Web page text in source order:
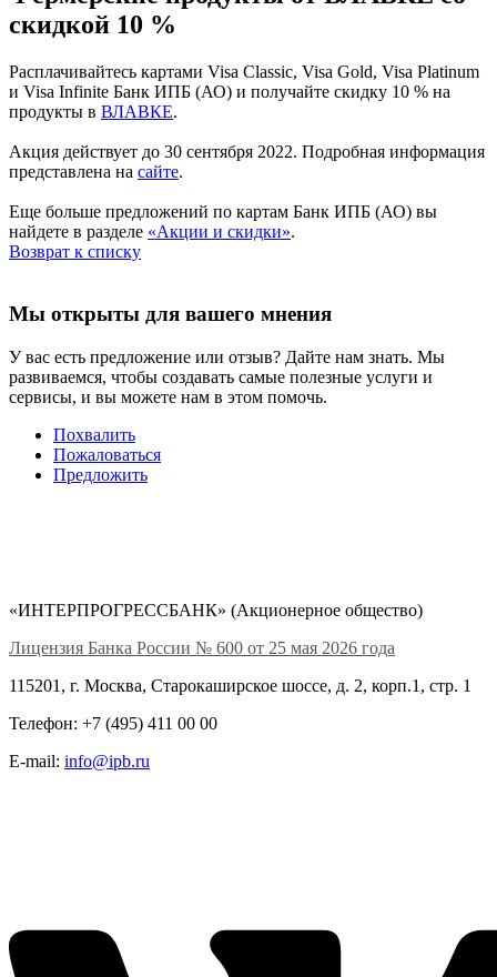
скидкой 10 %
Расплачивайтесь картами Visa Classic, Visa Gold, Visa Platinum
и Visa Infinite Банк ИПБ (АО) и получайте скидку 10 % на
продукты в ВЛАВКЕ.
Акция действует до 30 сентября 2022. Подробная информация
представлена на сайте.
Еще больше предложений по картам Банк ИПБ (АО) вы
найдете в разделе «Акции и скидки».
Возврат к списку
Мы открыты для вашего мнения
У вас есть предложение или отзыв? Дайте нам знать. Мы
развиваемся, чтобы создавать самые полезные услуги и
сервисы, и вы можете нам в этом помочь.
Похвалить
Пожаловаться
Предложить
«ИНТЕРПРОГРЕССБАНК» (Акционерное общество)
Лицензия Банка России № 600 от 25 мая 2026 года
115201, г. Москва, Старокаширское шоссе, д. 2, корп.1, стр. 1
Телефон: +7 (495) 411 00 00
E-mail: info@ipb.ru